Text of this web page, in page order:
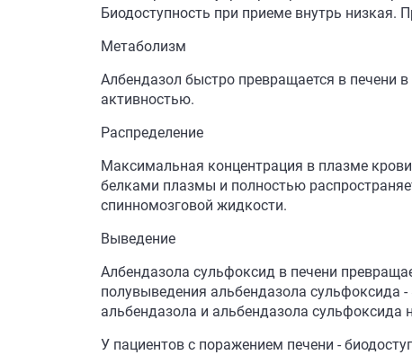
Биодоступность при приеме внутрь
Метаболизм
Албендазол быстро превращается в печени
активностью.
Распределение
Максимальная концентрация в плазме
белками плазмы и полностью
спинномозговой жидкости.
Выведение
Албендазола сульфоксид в печени
полувыведения альбендазола сульфоксида
альбендазола и альбендазола сульфоксида
У пациентов с поражением печени -